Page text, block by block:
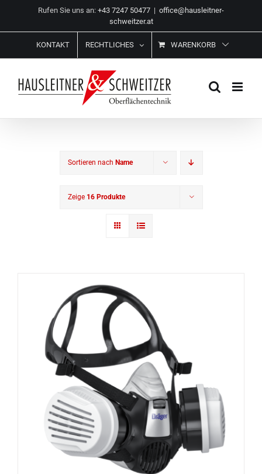
springen
Rufen Sie uns an: +43 7247 50477 | office@hausleitner-
schweitzer.at
KONTAKT RECHTLICHES WARENKORB
Sortieren nach Name
Zeige 16 Produkte